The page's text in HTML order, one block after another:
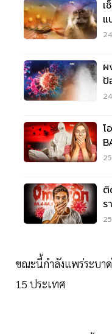
เ
แ
ผ
ป้
เ
โ
ไ
ติ
ร
5
ขณะนี้กำลังแพร่ระบา
15 ประเทศ